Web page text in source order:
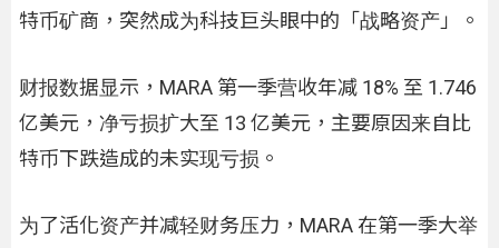
特币矿商，突然成为科技巨头眼中的「战略资产」。
财报数据显示，MARA 第一季营收年减 18% 至 1.746
亿美元，净亏损扩大至 13 亿美元，主要原因来自比
特币下跌造成的未实现亏损。
为了活化资产并减轻财务压力，MARA 在第一季大举